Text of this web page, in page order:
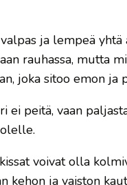
ja lempeä yhtä
rauhassa, mutta
joka sitoo emon ja
peitä, vaan
voivat olla
kehon ja vaiston